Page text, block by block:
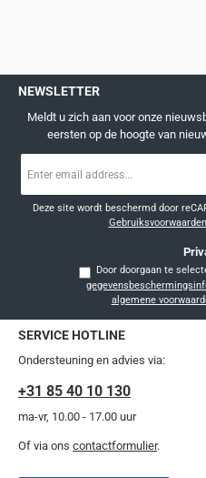
NEWSLETTER
Meldt u zich aan voor onze
eersten op de hoogte van
mailadres
Deze site wordt beschermd door
Gebruiksvoorwaarden
algemene
SERVICE HOTLINE
Ondersteuning en advies via:
+31 85 40 10 130
ma-vr, 10.00 - 17.00 uur
Of via ons contactformulier.